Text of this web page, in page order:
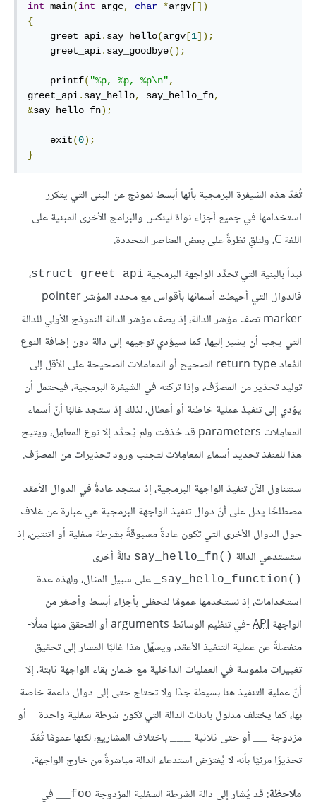
int main(int argc, char *argv [])
{
    greet_api
. say_hello(argv [1]);
    greet_api
. say_goodbye();
    printf
( "%p, %p, %p\n",
greet_api. say_hello, say_hello_fn,
&say_hello_fn);
    exit
(0);
}
تُعَدّ هذه الشيفرة البرمجية بأنها أبسط نموذج عن البنى التي يتكرر
استخدامها في جميع أجزاء نواة لينكس والبرامج الأخرى المبنية على
اللغة C، ولنلقِ نظرةً على بعض العناصر المحددة.
نبدأ بالبنية التي تحدِّد الواجهة البرمجية struct greet_api،
فالدوال التي أحيطت أسمائها بأقواس مع محدد المؤشر pointer
marker تصف مؤشر الدالة، إذ يصف مؤشر الدالة النموذج الأولي للدالة
التي يجب أن يشير إليها، كما سيؤدي توجيهه إلى دالة دون إضافة النوع
المُعاد return type الصحيح أو المعاملات الصحيحة على الأقل إلى
توليد تحذير من المصرِّف، وإذا تركته في الشيفرة البرمجية، فيحتمل أن
يؤدي إلى تنفيذ عملية خاطئة أو أعطال، لذلك إذ ستجد غالبًا أنّ أسماء
المعامِلات parameters قد حُذفت ولم يُحدَّد إلا نوع المعامِل، ويتيح
هذا للمنفذ تحديد أسماء المعامِلات لتجنب ورود تحذيرات من المصرِّف.
سنتناول الآن تنفيذ الواجهة البرمجية، إذ ستجد عادةً في الدوال الأعقد
مصطلحًا يدل على أنّ دوال تنفيذ الواجهة البرمجية هي عبارة عن غلاف
حول الدوال الأخرى التي تكون عادةً مسبوقةً بشرطة سفلية أو اثنتين، إذ
ستستدعي الدالة ()say_hello_fn دالةً أخرى
()say_hello_function_
على سبيل المثال، ولهذه عدة
استخدامات، إذ نستخدمها عمومًا لنحظى بأجزاء أبسط وأصغر من
الواجهةAPI
-في تنظيم الوسائط arguments أو التحقق منها مثلًا-
منفصلةً عن عملية التنفيذ الأعقد، ويسهّل هذا غالبًا المسار إلى تحقيق
تغييرات ملموسة في العمليات الداخلية مع ضمان بقاء الواجهة ثابتة، إلا
أنّ عملية التنفيذ هنا بسيطة جدًا ولا تحتاج حتى إلى دوال داعمة خاصة
بها، كما يختلف مدلول بادئات الدالة التي تكون شرطة سفلية واحدة
أو
مزدوجة
أو حتى ثلاثية
باختلاف المشاريع، لكنها عمومًا تُعَدّ
تحذيرًا مرئيًا بأنه لا يُفترَض استدعاء الدالة مباشرةً من خارج الواجهة.
ملاحظة: قد يُشار إلى دالة الشرطة السفلية المزدوجة ‎__‎foo‎
في